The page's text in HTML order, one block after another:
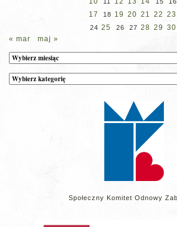
17 18 19 20 21 22 23
24 25 26 27 28 29 30
« mar
maj »
Archiwum
Kategorie
wpisów
Społeczny Komitet Odnowy